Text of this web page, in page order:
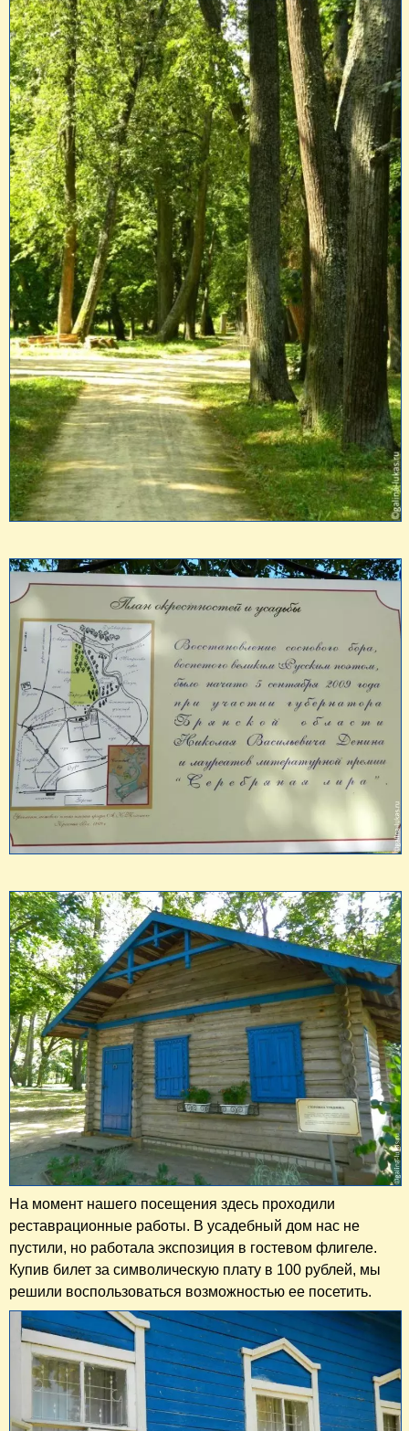
На момент нашего посещения здесь проходили
реставрационные работы. В усадебный дом нас не
пустили, но работала экспозиция в гостевом флигеле.
Купив билет за символическую плату в 100 рублей, мы
решили воспользоваться возможностью ее посетить.